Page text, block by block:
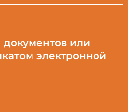
или
электронной